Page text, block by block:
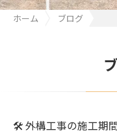
ホーム
ブログ
🛠 外構工事の施工期